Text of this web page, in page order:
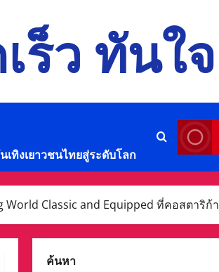
ร็ว ทันใจ
นเทิงเยาวชนไทยสู่ระดับโลก
Classic and Equipped ที่คอสตาริก้า
ค้นหา